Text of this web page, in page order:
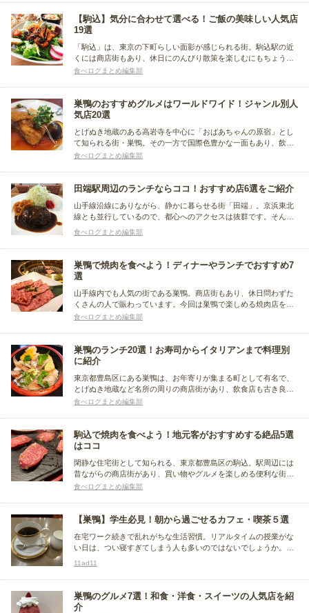
【駒込】気分に合わせて選べる！ご飯の美味しい人気店
19選
「駒込」は、東京の下町らしい面影が感じられる街。駒込駅の近
くには商店街もあり、休日にのんびり散策を楽しむにもちょうど
良いエリアです。今回は、駒込で仕事帰りのご飯や、休日の食事
内します。
食べログまとめ編集部
巣鴨のおすすめグルメはワールドワイド！ジャンル別人
気店20選
とげぬき地蔵のある高岩寺を中心に「おばあちゃんの原宿」とし
て知られる街・巣鴨。その一方で国際色豊かな一面もあり、飲食
店では多国籍な料理が楽しめることをご存知でしたか？今回は、
食べログまとめ編集部
田端駅周辺のランチならココ！おすすめ店6選をご紹介
山手線沿線にありながら、静かに暮らせる街「田端」。京浜東北
線とも並行しているので、都心へのアクセスは抜群です。そんな
静動をを併せ持つ田端には、様々なグルメ店が存在します。そこ
で今回は、田端駅周辺にあるランチが楽しめるお店をまとめまし
た。
食べログまとめ編集部
巣鴨で焼肉を食べよう！ディナーやランチでおすすめ7
選
山手線内でも人気の街である巣鴨。商店街もあり、休日問わずた
くさんの人で賑わっています。今回は巣鴨で楽しめる焼肉店をま
とめました。ランチやディナーで堪能できるお店をピックアップ
食べログまとめ編集部
巣鴨のランチ20選！お寿司からイタリアンまで料理別
に紹介
東京都豊島区にある巣鴨は、お年寄りが集まる町として有名で、
とげぬき地蔵など名所の周りの商店街があり、飲食店も古き良き
面影を残すお店やゆっくりくつろげる喫茶店など様々。今回は、
した。
食べログまとめ編集部
駒込で焼肉を食べよう！地元客がおすすめする絶品5選
はココ
閑静な住宅街として知られる、東京都豊島区の駒込。駅周辺には
昔ながらの商店街があり、買い物やグルメを楽しめる便利な街で
す。今回は、地元客に評判の高い焼肉店をまとめました。駒込を
食べログまとめ編集部
【巣鴨】学生必見！朝から過ごせるカフェ・喫茶５選
在宅ワーク続きで乱れがちな生活習慣。リアルタイムの授業がな
い日は、つい寝すぎてしまう人も多いのではないでしょうか。そ
に、有意義に過ごしてみませんか？
11ad11
巣鴨のグルメ7選！和食・洋食・スイーツの人気店を紹
介